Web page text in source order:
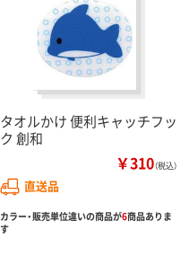
タオルかけ 便利キャッチフッ
ク 創和
￥310（税込）
直送品
カラー・販売単位違いの商品が6商品ありま
す